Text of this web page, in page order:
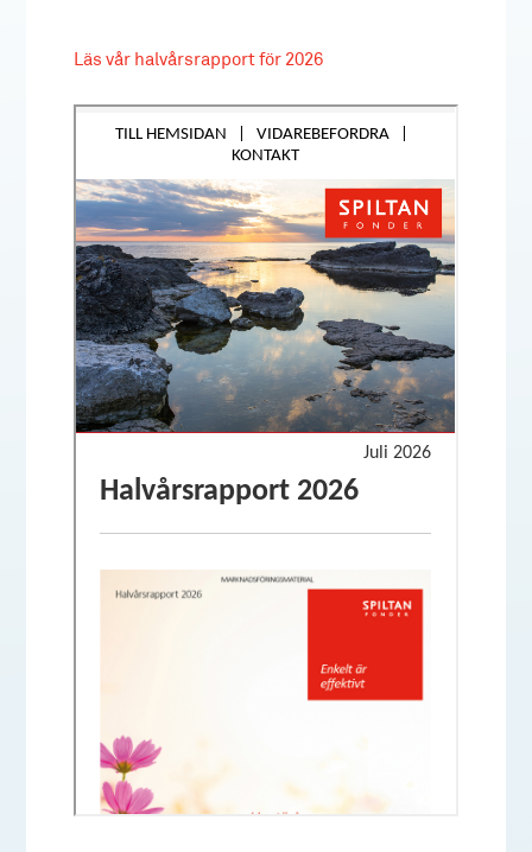
Läs vår halvårsrapport för 2026